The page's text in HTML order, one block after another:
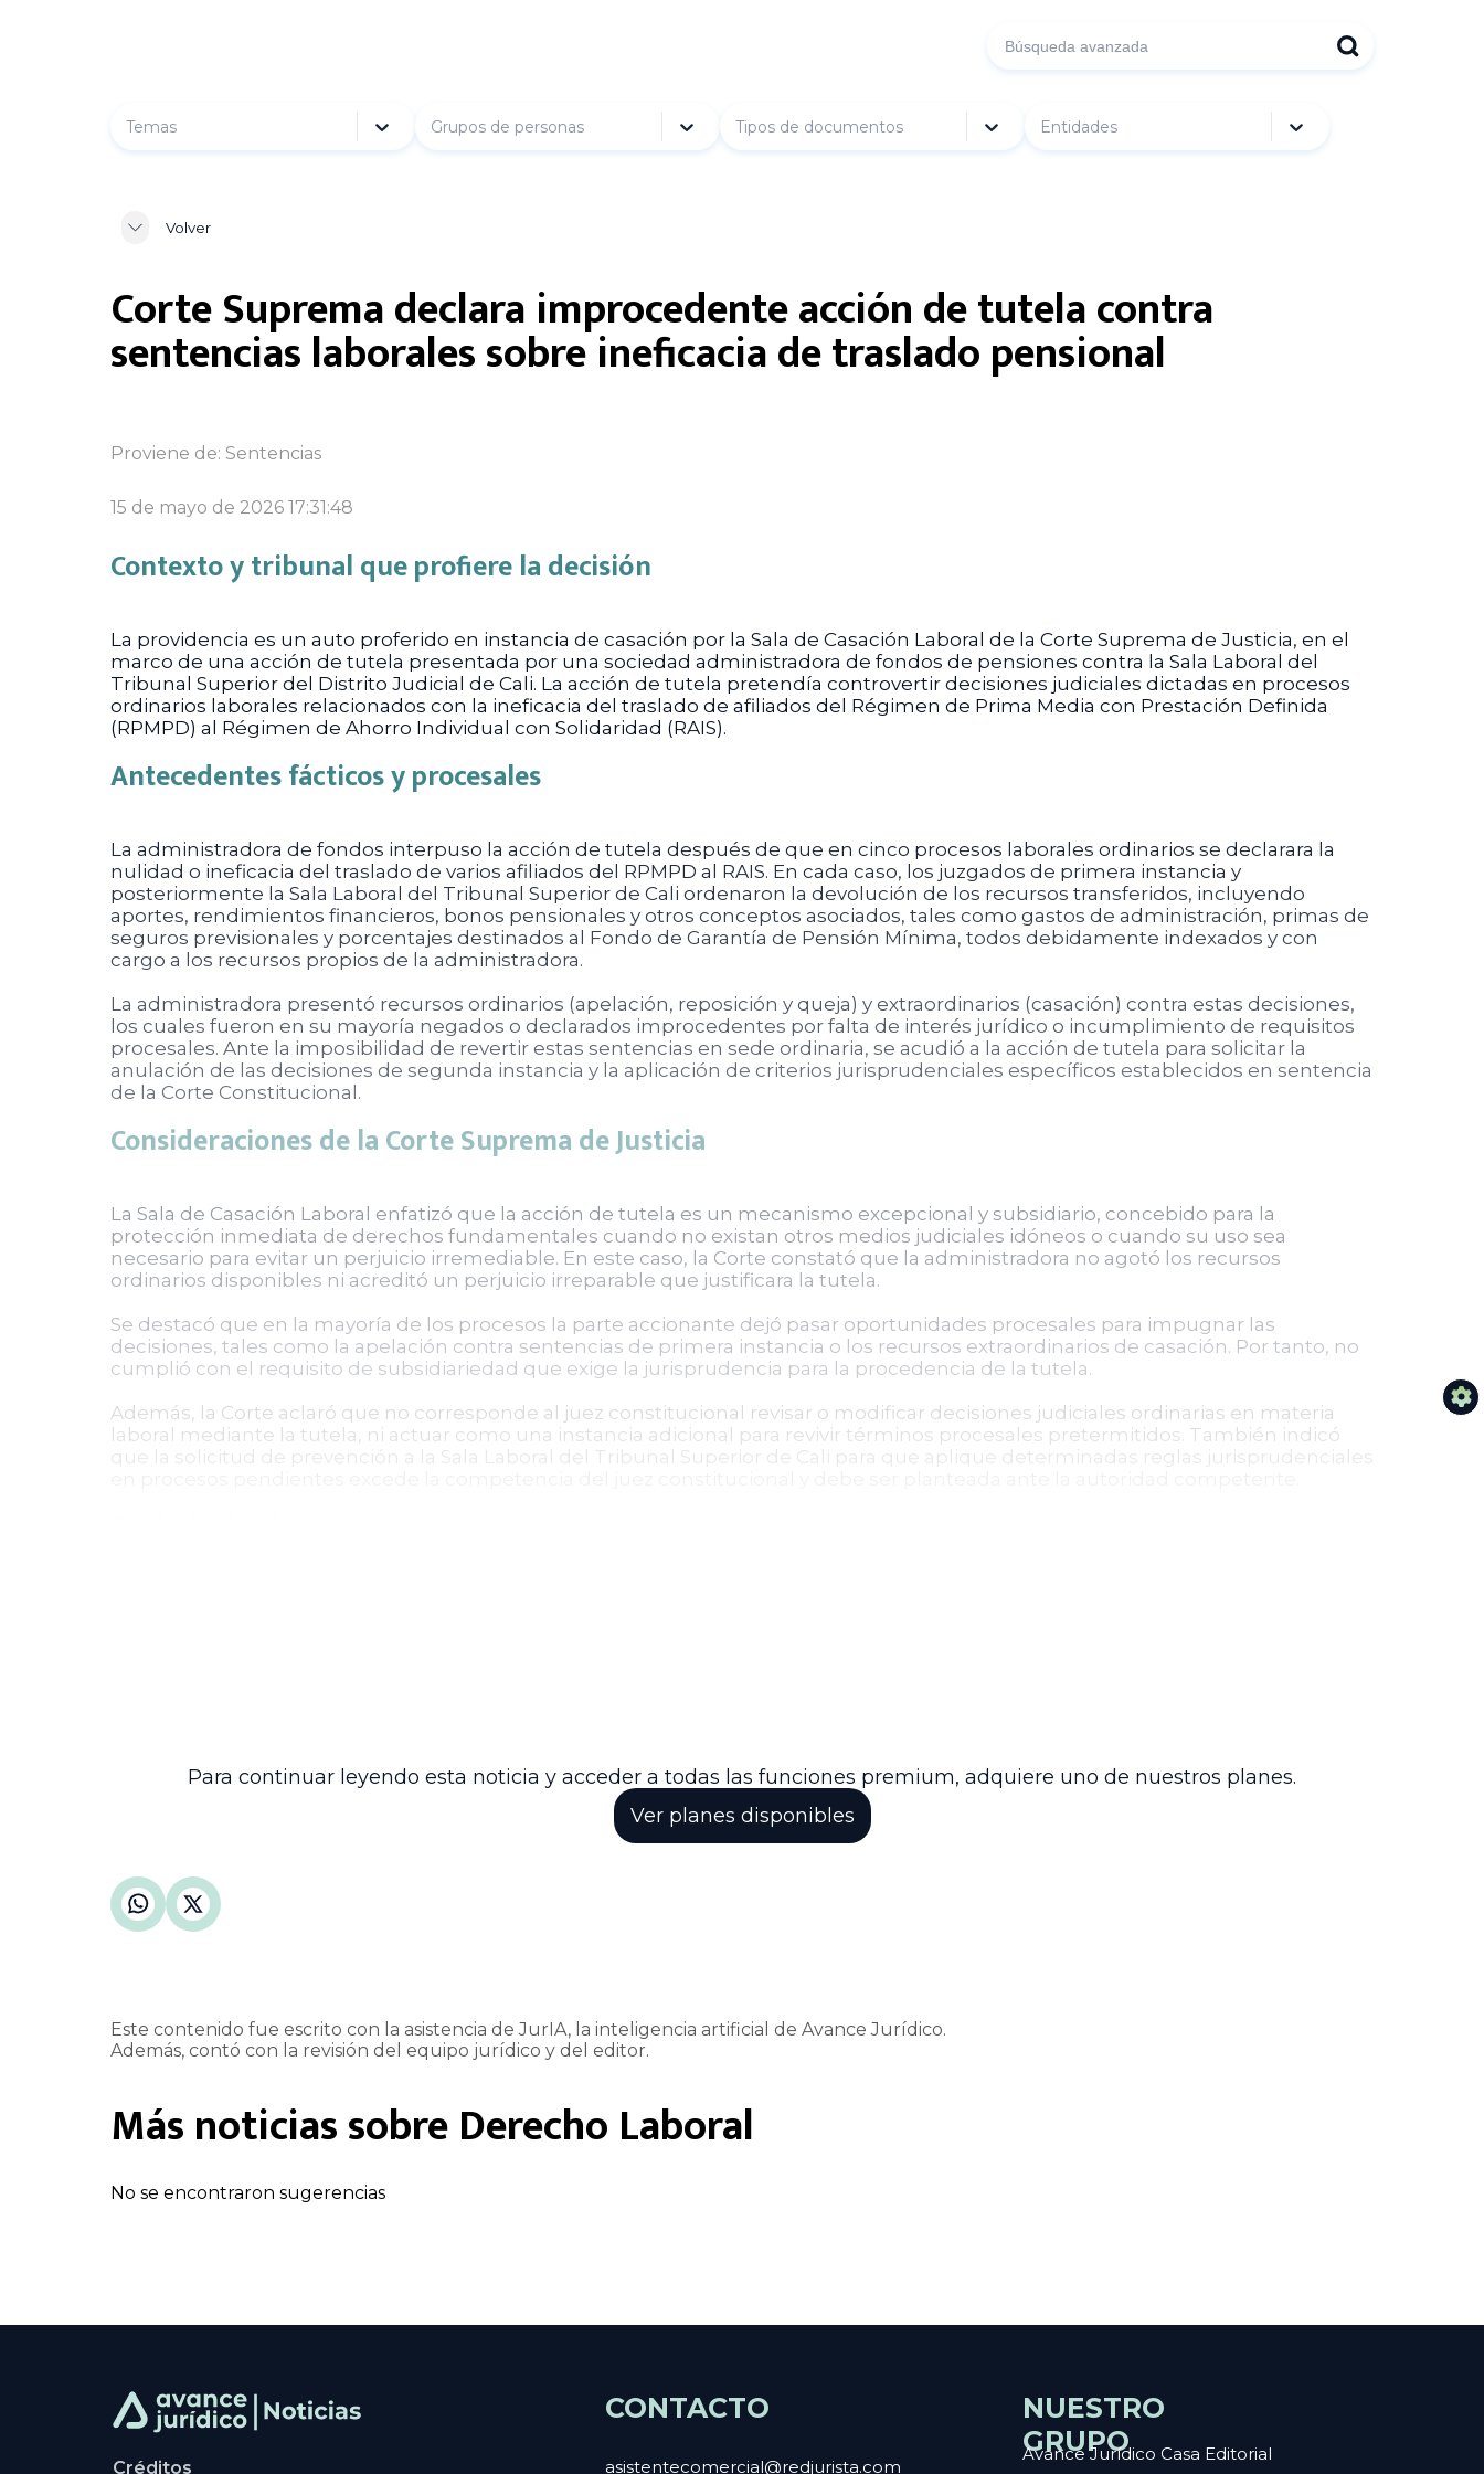
Temas Grupos de personas Tipos de documentos Entidades
Volver
Corte Suprema declara improcedente acción de tutela contra
sentencias laborales sobre ineficacia de traslado pensional
Proviene de: Sentencias
15 de mayo de 2026 17:31:48
Contexto y tribunal que profiere la decisión
La providencia es un auto proferido en instancia de casación por la Sala de Casación Laboral de la Corte Suprema de Justicia, en el
marco de una acción de tutela presentada por una sociedad administradora de fondos de pensiones contra la Sala Laboral del
Tribunal Superior del Distrito Judicial de Cali. La acción de tutela pretendía controvertir decisiones judiciales dictadas en procesos
ordinarios laborales relacionados con la ineficacia del traslado de afiliados del Régimen de Prima Media con Prestación Definida
(RPMPD) al Régimen de Ahorro Individual con Solidaridad (RAIS).
Antecedentes fácticos y procesales
La administradora de fondos interpuso la acción de tutela después de que en cinco procesos laborales ordinarios se declarara la
nulidad o ineficacia del traslado de varios afiliados del RPMPD al RAIS. En cada caso, los juzgados de primera instancia y
posteriormente la Sala Laboral del Tribunal Superior de Cali ordenaron la devolución de los recursos transferidos, incluyendo
aportes, rendimientos financieros, bonos pensionales y otros conceptos asociados, tales como gastos de administración, primas de
seguros previsionales y porcentajes destinados al Fondo de Garantía de Pensión Mínima, todos debidamente indexados y con
cargo a los recursos propios de la administradora.
La administradora presentó recursos ordinarios (apelación, reposición y queja) y extraordinarios (casación) contra estas decisiones,
los cuales fueron en su mayoría negados o declarados improcedentes por falta de interés jurídico o incumplimiento de requisitos
procesales. Ante la imposibilidad de revertir estas sentencias en sede ordinaria, se acudió a la acción de tutela para solicitar la
anulación de las decisiones de segunda instancia y la aplicación de criterios jurisprudenciales específicos establecidos en sentencia
de la Corte Constitucional.
Consideraciones de la Corte Suprema de Justicia
La Sala de Casación Laboral enfatizó que la acción de tutela es un mecanismo excepcional y subsidiario, concebido para la
protección inmediata de derechos fundamentales cuando no existan otros medios judiciales idóneos o cuando su uso sea
necesario para evitar un perjuicio irremediable. En este caso, la Corte constató que la administradora no agotó los recursos
ordinarios disponibles ni acreditó un perjuicio irreparable que justificara la tutela.
Se destacó que en la mayoría de los procesos la parte accionante dejó pasar oportunidades procesales para impugnar las
decisiones, tales como la apelación contra sentencias de primera instancia o los recursos extraordinarios de casación. Por tanto, no
cumplió con el requisito de subsidiariedad que exige la jurisprudencia para la procedencia de la tutela.
Además, la Corte aclaró que no corresponde al juez constitucional revisar o modificar decisiones judiciales ordinarias en materia
laboral mediante la tutela, ni actuar como una instancia adicional para revivir términos procesales pretermitidos. También indicó
que la solicitud de prevención a la Sala Laboral del Tribunal Superior de Cali para que aplique determinadas reglas jurisprudenciales
Para continuar leyendo esta noticia y acceder a todas las funciones premium, adquiere uno de nuestros planes.
Ver planes disponibles
Este contenido fue escrito con la asistencia de JurIA, la inteligencia artificial de Avance Jurídico.
Además, contó con la revisión del equipo jurídico y del editor.
Más noticias sobreDerecho Laboral
No se encontraron sugerencias
Créditos
CONTACTO
asistentecomercial@redjurista.com
NUESTRO
GRUPO
Avance Jurídico Casa Editorial